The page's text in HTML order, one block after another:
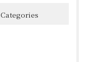
Categories